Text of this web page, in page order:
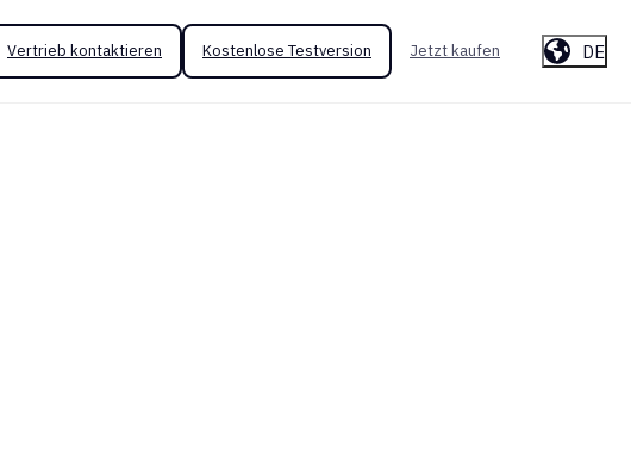
Vertrieb kontaktieren Kostenlose Testversion Jetzt kaufen DE